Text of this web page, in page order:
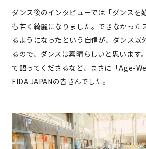
ダンス後のインタビューでは「ダンスを
も若く綺麗になりました。できなかった
るようになったという自信が、ダンス以
るので、ダンスは素晴らしいと思います
て語ってくださるなど、まさに「Age-
FIDA JAPANの皆さんでした。